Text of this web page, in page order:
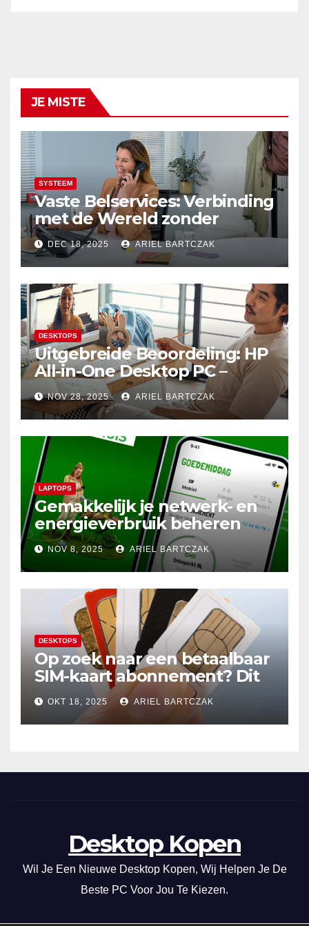
JE MISTE
SYSTEEM
Vaste Belservices: Verbinding
met de Wereld zonder
Onderbrekingen – Alleen bij
Budget Internet
DEC 18, 2025 ARIEL BARTCZAK
DESKTOPS
Uitgebreide Beoordeling: HP
All-in-One Desktop PC –
Krachtige Prestaties en
Minimalistisch Design in
Perfecte Harmonie
NOV 28, 2025 ARIEL BARTCZAK
LAPTOPS
Gemakkelijk je netwerk- en
energieverbruik beheren
met de Budget Thuis App
NOV 8, 2025 ARIEL BARTCZAK
DESKTOPS
Op zoek naar een betaalbaar
SIM-kaart abonnement? Dit
20GB data-abonnement is
super voordelig in Nederland
en de EU!
OKT 18, 2025 ARIEL BARTCZAK
Desktop Kopen
Wil Je Een Nieuwe Desktop Kopen, Wij Helpen Je De
Beste PC Voor Jou Te Kiezen.